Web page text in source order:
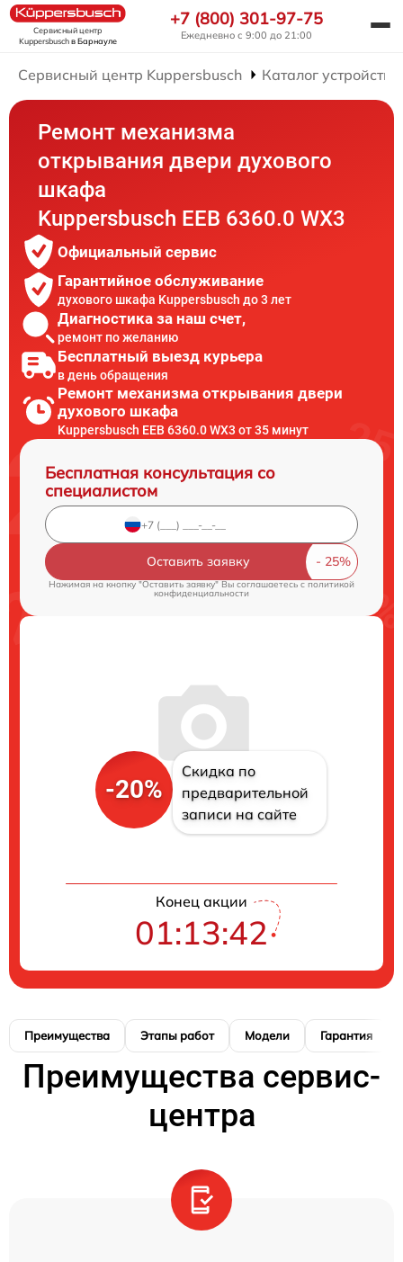
Сервисный центр
Kuppersbuschв Барнауле
+7 (800) 301-97-75
Ежедневно с 9:00 до 21:00
Сервисный центр Kuppersbusch Каталог устройств
Ремонт механизма
открывания двери духового
шкафа
Kuppersbusch EEB 6360.0 WX3
Официальный сервис
Гарантийное обслуживание
духового шкафа Kuppersbusch до 3 лет
Диагностика за наш счет,
ремонт по желанию
Бесплатный выезд курьера
в день обращения
Ремонт механизма открывания двери
духового шкафа
Kuppersbusch EEB 6360.0 WX3 от 35 минут
Бесплатная консультация со
специалистом
Оставить заявку
Нажимая на кнопку "Оставить заявку" Вы соглашаетесь c политикой
конфиденциальности
-20%
Скидка по
предварительной
записи на сайте
Конец акции
01:13:41
Преимущества Этапы работ Модели Гарантия
Преимущества сервис-
центра